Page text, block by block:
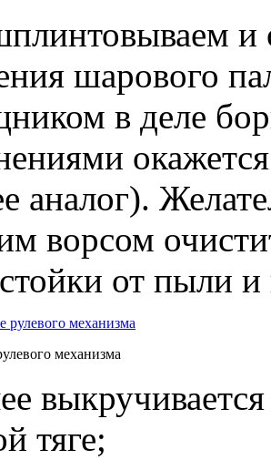
шарового
в деле
аналог).
ворсом
от пыли и
механизма
тяге;